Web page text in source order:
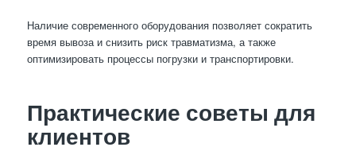
Наличие современного оборудования позволяет сократить
время вывоза и снизить риск травматизма, а также
оптимизировать процессы погрузки и транспортировки.
Практические советы для
клиентов